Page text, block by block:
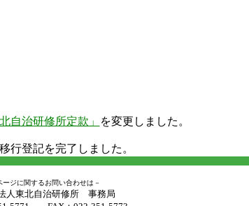
自治研修所定款」 を変更しました。
記を完了しました。
ージに関するお問い合わせは－
人東北自治研修所 事務局